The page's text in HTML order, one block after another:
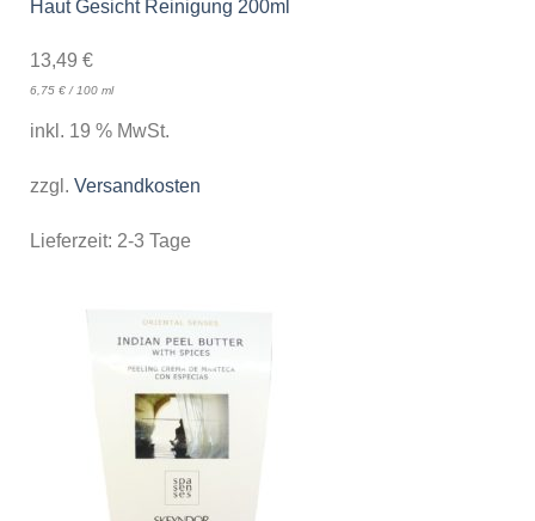
Haut Gesicht Reinigung 200ml
13,49 €
6,75 €/100 ml
inkl. 19 % MwSt.
zzgl. Versandkosten
Lieferzeit: 2-3 Tage